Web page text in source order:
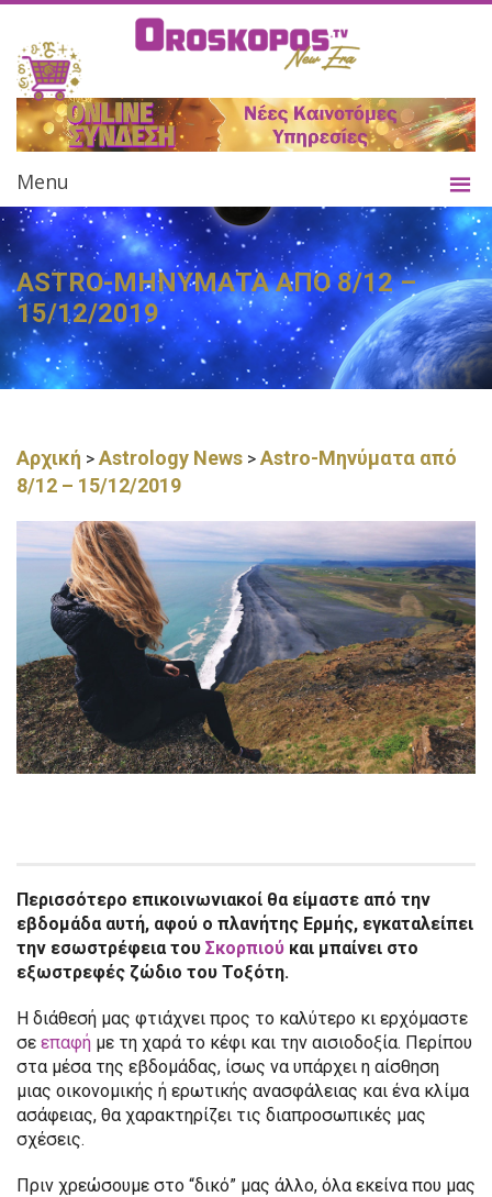
Menu
ASTRO-ΜΗΝΥΜΑΤΑ ΑΠΟ 8/12 –
15/12/2019
Αρχική > Astrology News > Astro-Μηνύματα από
8/12 – 15/12/2019
Περισσότερο επικοινωνιακοί θα είμαστε από την
εβδομάδα αυτή, αφού ο πλανήτης Ερμής, εγκαταλείπει
την εσωστρέφεια του Σκορπιού και μπαίνει στο
εξωστρεφές ζώδιο του Τοξότη.
Η διάθεσή μας φτιάχνει προς το καλύτερο κι ερχόμαστε
σε επαφή με τη χαρά το κέφι και την αισιοδοξία. Περίπου
στα μέσα της εβδομάδας, ίσως να υπάρχει η αίσθηση
μιας οικονομικής ή ερωτικής ανασφάλειας και ένα κλίμα
ασάφειας, θα χαρακτηρίζει τις διαπροσωπικές μας
σχέσεις.
Πριν χρεώσουμε στο “δικό” μας άλλο, όλα εκείνα που μας